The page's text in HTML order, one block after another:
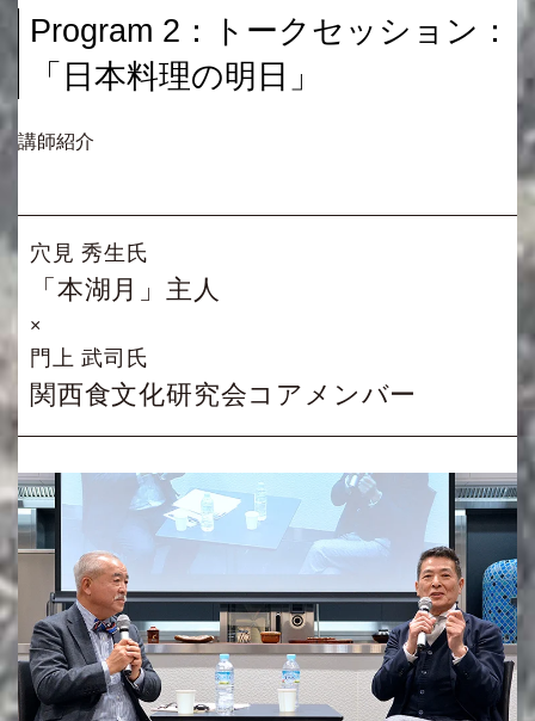
Program 2：トークセッション：
「日本料理の明日」
講師紹介
穴見 秀生氏
「本湖月」主人
×
門上 武司氏
関西食文化研究会コアメンバー